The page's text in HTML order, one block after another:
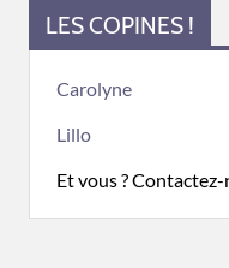
LES COPINES !
Carolyne
Lillo
Et vous ? Contactez-